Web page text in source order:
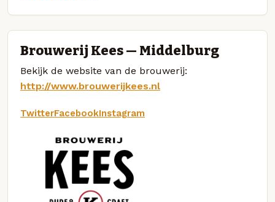
Brouwerij Kees — Middelburg
Bekijk de website van de brouwerij:
http://www.brouwerijkees.nl
TwitterFacebookInstagram